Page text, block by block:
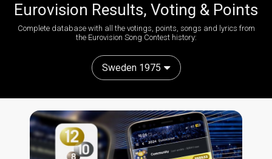
Eurovision Results, Voting & Points
Complete database with all the votings, points, songs and lyrics from
the Eurovision Song Contest history:
Sweden 1975